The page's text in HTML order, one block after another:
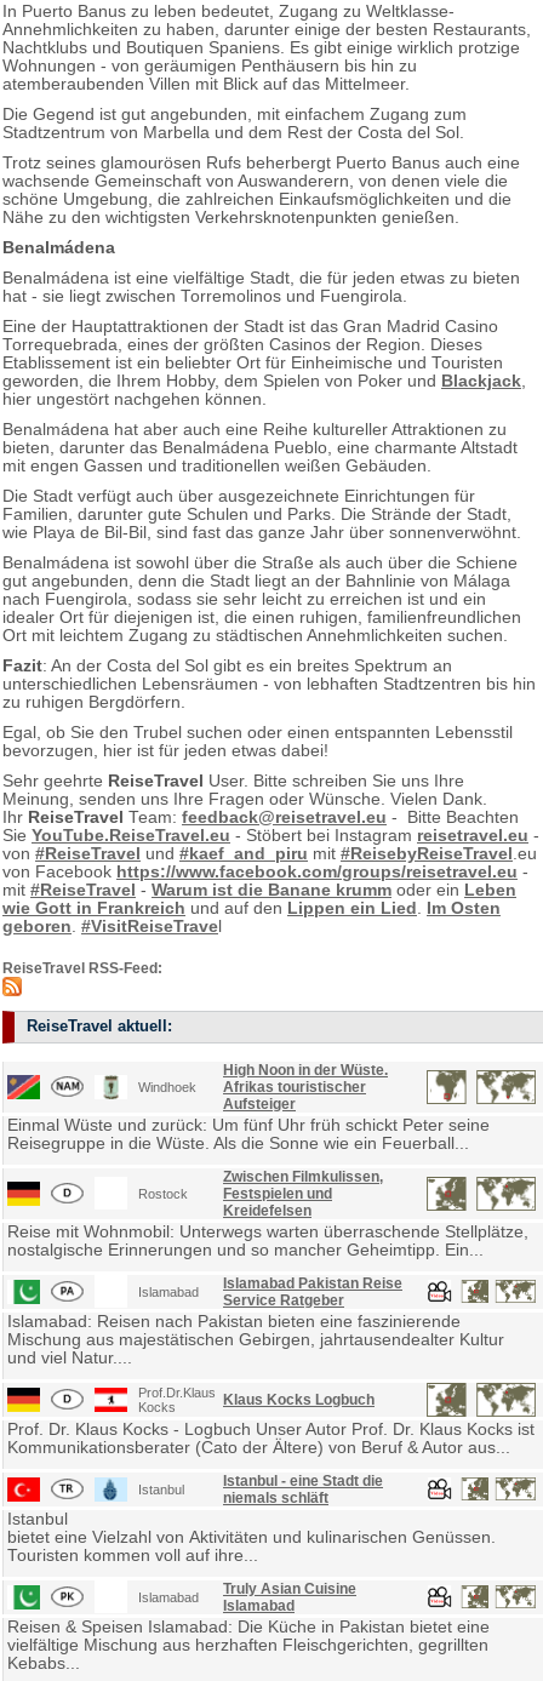
In Puerto Banus zu leben bedeutet, Zugang zu Weltklasse-
Annehmlichkeiten zu haben, darunter einige der besten Restaurants,
Nachtklubs und Boutiquen Spaniens. Es gibt einige wirklich protzige
Wohnungen - von geräumigen Penthäusern bis hin zu
atemberaubenden Villen mit Blick auf das Mittelmeer.
Die Gegend ist gut angebunden, mit einfachem Zugang zum
Stadtzentrum von Marbella und dem Rest der Costa del Sol.
Trotz seines glamourösen Rufs beherbergt Puerto Banus auch eine
wachsende Gemeinschaft von Auswanderern, von denen viele die
schöne Umgebung, die zahlreichen Einkaufsmöglichkeiten und die
Nähe zu den wichtigsten Verkehrsknotenpunkten genießen.
Benalmádena
Benalmádena ist eine vielfältige Stadt, die für jeden etwas zu bieten
hat - sie liegt zwischen Torremolinos und Fuengirola.
Eine der Hauptattraktionen der Stadt ist das Gran Madrid Casino
Torrequebrada, eines der größten Casinos der Region. Dieses
Etablissement ist ein beliebter Ort für Einheimische und Touristen
geworden, die Ihrem Hobby, dem Spielen von Poker und Blackjack
hier ungestört nachgehen können.
Benalmádena hat aber auch eine Reihe kultureller Attraktionen zu
bieten, darunter das Benalmádena Pueblo, eine charmante Altstadt
mit engen Gassen und traditionellen weißen Gebäuden.
Die Stadt verfügt auch über ausgezeichnete Einrichtungen für
Familien, darunter gute Schulen und Parks. Die Strände der Stadt,
wie Playa de Bil-Bil, sind fast das ganze Jahr über sonnenverwöhnt.
Benalmádena ist sowohl über die Straße als auch über die Schiene
gut angebunden, denn die Stadt liegt an der Bahnlinie von Málaga
nach Fuengirola, sodass sie sehr leicht zu erreichen ist und ein
idealer Ort für diejenigen ist, die einen ruhigen, familienfreundlichen
Ort mit leichtem Zugang zu städtischen Annehmlichkeiten suchen.
Fazit: An der Costa del Sol gibt es ein breites Spektrum an
unterschiedlichen Lebensräumen - von lebhaften Stadtzentren bis hin
zu ruhigen Bergdörfern.
Egal, ob Sie den Trubel suchen oder einen entspannten Lebensstil
bevorzugen, hier ist für jeden etwas dabei!
Sehr geehrte ReiseTravel User. Bitte schreiben Sie uns Ihre
Meinung, senden uns Ihre Fragen oder Wünsche. Vielen Dank.
Ihr ReiseTravel Team: feedback@reisetravel.eu - Bitte Beachten
Sie YouTube.ReiseTravel.eu - Stöbert bei Instagram reisetravel.eu -
von #ReiseTravel und #kaef_and_piru mit #ReisebyReiseTravel .eu
von Facebook https://www.facebook.com/groups/reisetravel.eu -
mit #ReiseTravel - Warum ist die Banane krumm oder ein Leben
wie Gott in Frankreich und auf den Lippen ein Lied
Im Osten
geboren #VisitReiseTravel
ReiseTravel RSS-Feed:
ReiseTravel aktuell:
Windhoek
High Noon in der Wüste.
Afrikas touristischer
Aufsteiger
Einmal Wüste und zurück: Um fünf Uhr früh schickt Peter seine
Reisegruppe in die Wüste. Als die Sonne wie ein Feuerball...
Rostock
Zwischen Filmkulissen,
Festspielen und
Kreidefelsen
Reise mit Wohnmobil: Unterwegs warten überraschende Stellplätze,
nostalgische Erinnerungen und so mancher Geheimtipp. Ein...
Islamabad
Islamabad Pakistan Reise
Service Ratgeber
Islamabad: Reisen nach Pakistan bieten eine faszinierende
Mischung aus majestätischen Gebirgen, jahrtausendealter Kultur
und viel Natur....
Prof.Dr.Klaus
Kocks
Klaus Kocks Logbuch
Prof. Dr. Klaus Kocks - Logbuch Unser Autor Prof. Dr. Klaus Kocks ist
Kommunikationsberater (Cato der Ältere) von Beruf & Autor aus...
Istanbul
Istanbul - eine Stadt die
niemals schläft
Istanbul
bietet eine Vielzahl von Aktivitäten und kulinarischen Genüssen.
Touristen kommen voll auf ihre...
Islamabad
Truly Asian Cuisine
Islamabad
Reisen & Speisen Islamabad: Die Küche in Pakistan bietet eine
vielfältige Mischung aus herzhaften Fleischgerichten, gegrillten
Kebabs...